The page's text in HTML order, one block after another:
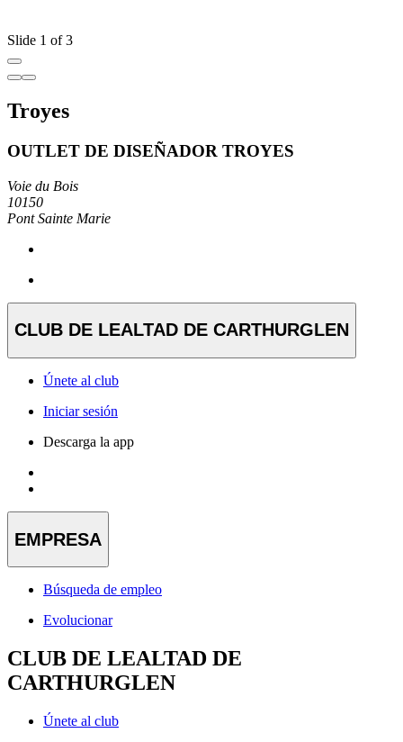
Slide 1 of 3
Troyes
OUTLET DE DISEÑADOR TROYES
Voie du Bois
10150
Pont Sainte Marie
CLUB DE LEALTAD DE CARTHURGLEN
Únete al club
Iniciar sesión
Descarga la app
EMPRESA
Búsqueda de empleo
Evolucionar
CLUB DE LEALTAD DE
CARTHURGLEN
Únete al club